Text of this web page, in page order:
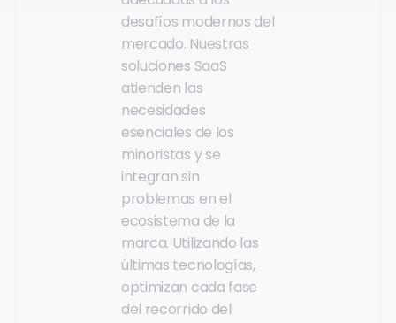
desafíos modernos del
mercado. Nuestras
soluciones SaaS
atienden las
necesidades
esenciales de los
minoristas y se
integran sin
problemas en el
ecosistema de la
marca. Utilizando las
últimas tecnologías,
optimizan cada fase
del recorrido del